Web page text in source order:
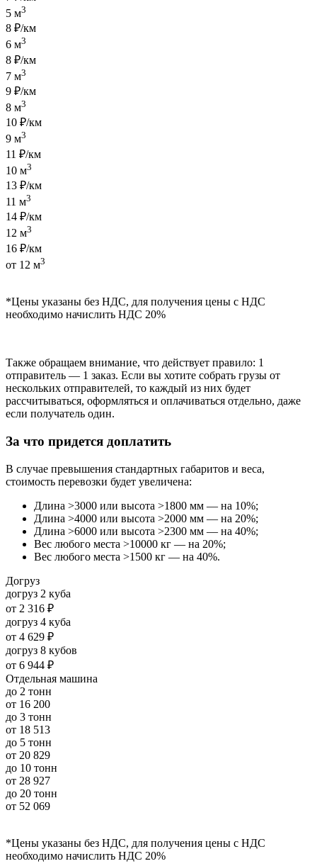
5 м3
8 ₽/км
6 м3
8 ₽/км
7 м3
9 ₽/км
8 м3
10 ₽/км
9 м3
11 ₽/км
10 м3
13 ₽/км
11 м3
14 ₽/км
12 м3
16 ₽/км
от 12 м3
*Цены указаны без НДС, для получения цены с НДС
необходимо начислить НДС 20%
Также обращаем внимание, что действует правило: 1
отправитель — 1 заказ. Если вы хотите собрать грузы от
нескольких отправителей, то каждый из них будет
рассчитываться, оформляться и оплачиваться отдельно, даже
если получатель один.
За что придется доплатить
В случае превышения стандартных габаритов и веса,
стоимость перевозки будет увеличена:
Длина >3000 или высота >1800 мм — на 10%;
Длина >4000 или высота >2000 мм — на 20%;
Длина >6000 или высота >2300 мм — на 40%;
Вес любого места >10000 кг — на 20%;
Вес любого места >1500 кг — на 40%.
Догруз
догруз 2 куба
от 2 316 ₽
догруз 4 куба
от 4 629 ₽
догруз 8 кубов
от 6 944 ₽
Отдельная машина
до 2 тонн
от 16 200
до 3 тонн
от 18 513
до 5 тонн
от 20 829
до 10 тонн
от 28 927
до 20 тонн
от 52 069
*Цены указаны без НДС, для получения цены с НДС
необходимо начислить НДС 20%